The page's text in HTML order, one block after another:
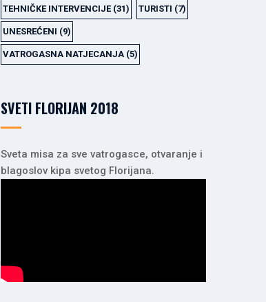
TEHNIČKE INTERVENCIJE(31) TURISTI (7)
UNESREĆENI (9)
VATROGASNA NATJECANJA(5)
SVETI FLORIJAN 2018
Sveta misa za sve vatrogasce, otvaranje i
blagoslov kipa svetog Florijana.